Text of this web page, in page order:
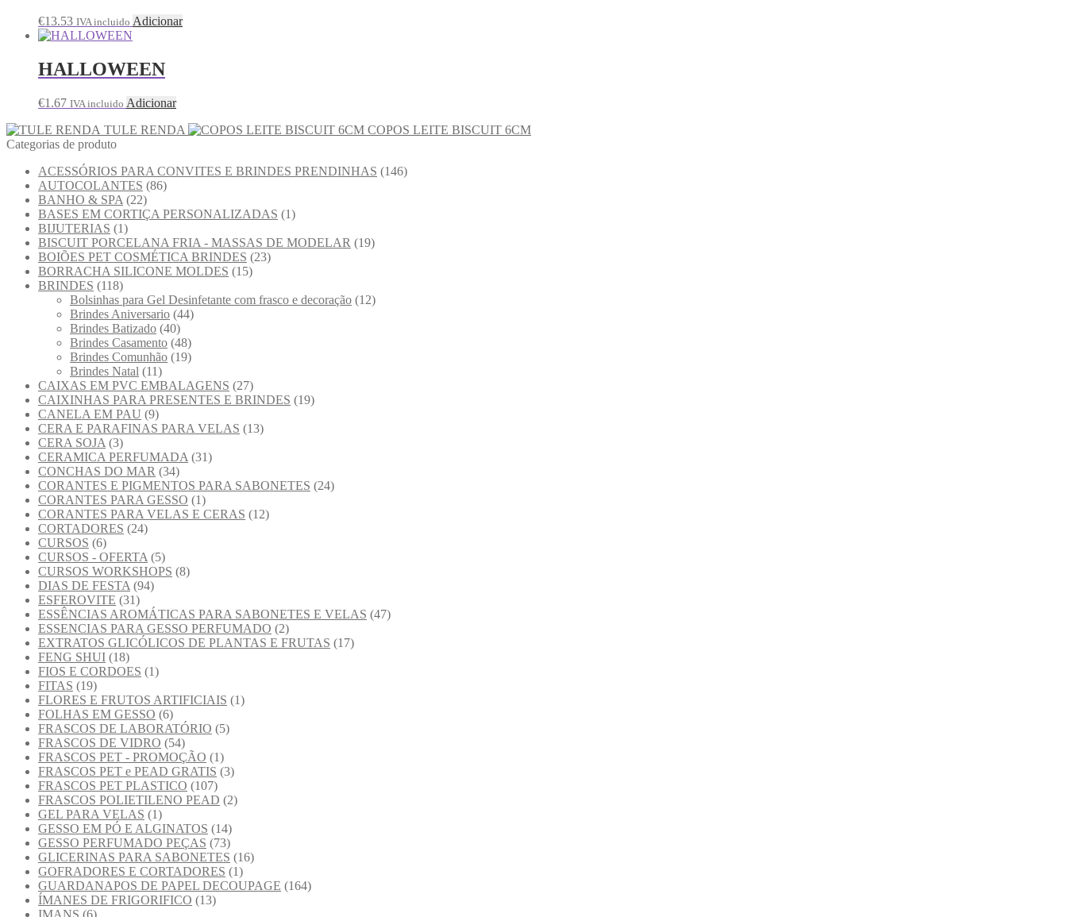
€13.53 IVA incluido Adicionar
HALLOWEEN
€1.67 IVA incluido Adicionar
TULE RENDA
COPOS LEITE BISCUIT 6CM
Categorias de produto
ACESSÓRIOS PARA CONVITES E BRINDES PRENDINHAS (146)
AUTOCOLANTES (86)
BANHO & SPA (22)
BASES EM CORTIÇA PERSONALIZADAS (1)
BIJUTERIAS (1)
BISCUIT PORCELANA FRIA - MASSAS DE MODELAR (19)
BOIÕES PET COSMÉTICA BRINDES (23)
BORRACHA SILICONE MOLDES (15)
BRINDES (118)
Bolsinhas para Gel Desinfetante com frasco e decoração (12)
Brindes Aniversario (44)
Brindes Batizado (40)
Brindes Casamento (48)
Brindes Comunhão (19)
Brindes Natal (11)
CAIXAS EM PVC EMBALAGENS (27)
CAIXINHAS PARA PRESENTES E BRINDES (19)
CANELA EM PAU (9)
CERA E PARAFINAS PARA VELAS (13)
CERA SOJA (3)
CERAMICA PERFUMADA (31)
CONCHAS DO MAR (34)
CORANTES E PIGMENTOS PARA SABONETES (24)
CORANTES PARA GESSO (1)
CORANTES PARA VELAS E CERAS (12)
CORTADORES (24)
CURSOS (6)
CURSOS - OFERTA (5)
CURSOS WORKSHOPS (8)
DIAS DE FESTA (94)
ESFEROVITE (31)
ESSÊNCIAS AROMÁTICAS PARA SABONETES E VELAS (47)
ESSENCIAS PARA GESSO PERFUMADO (2)
EXTRATOS GLICÓLICOS DE PLANTAS E FRUTAS (17)
FENG SHUI (18)
FIOS E CORDOES (1)
FITAS (19)
FLORES E FRUTOS ARTIFICIAIS (1)
FOLHAS EM GESSO (6)
FRASCOS DE LABORATÓRIO (5)
FRASCOS DE VIDRO (54)
FRASCOS PET - PROMOÇÃO (1)
FRASCOS PET e PEAD GRATIS (3)
FRASCOS PET PLASTICO (107)
FRASCOS POLIETILENO PEAD (2)
GEL PARA VELAS (1)
GESSO EM PÓ E ALGINATOS (14)
GESSO PERFUMADO PEÇAS (73)
GLICERINAS PARA SABONETES (16)
GOFRADORES E CORTADORES (1)
GUARDANAPOS DE PAPEL DECOUPAGE (164)
ÍMANES DE FRIGORIFICO (13)
IMANS (6)